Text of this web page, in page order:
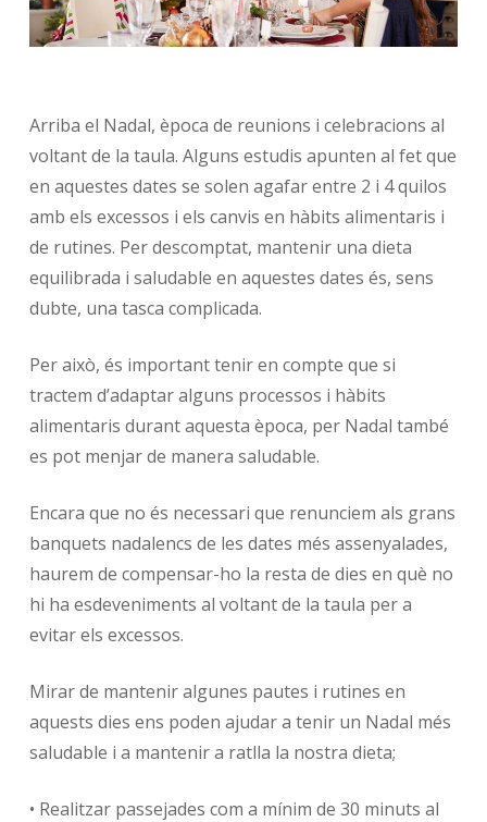
Arriba el Nadal, època de reunions i celebracions al
voltant de la taula. Alguns estudis apunten al fet que
en aquestes dates se solen agafar entre 2 i 4 quilos
amb els excessos i els canvis en hàbits alimentaris i
de rutines. Per descomptat, mantenir una dieta
equilibrada i saludable en aquestes dates és, sens
dubte, una tasca complicada.
Per això, és important tenir en compte que si
tractem d’adaptar alguns processos i hàbits
alimentaris durant aquesta època, per Nadal també
es pot menjar de manera saludable.
Encara que no és necessari que renunciem als grans
banquets nadalencs de les dates més assenyalades,
haurem de compensar-ho la resta de dies en què no
hi ha esdeveniments al voltant de la taula per a
evitar els excessos.
Mirar de mantenir algunes pautes i rutines en
aquests dies ens poden ajudar a tenir un Nadal més
saludable i a mantenir a ratlla la nostra dieta;
• Realitzar passejades com a mínim de 30 minuts al